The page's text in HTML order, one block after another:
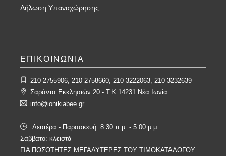
Δήλωση Υπαναχώρησης
ΕΠΙΚΟΙΝΩΝΙΑ
210 2755906, 210 2758660, 210 3222063, 210 3232639
Σαράντα Εκκλησιών 20 - T.K.14231 Νέα Ιωνία
info@ionikiabee.gr
Δευτέρα - Παρασκευή: 8:30 π.μ. - 5:00 μ.μ.
Σάββατο: κλειστά
ΓΙΑ ΠΟΣΟΤΗΤΕΣ ΜΕΓΑΛΥΤΕΡΕΣ ΤΟΥ ΤΙΜΟΚΑΤΑΛΟΓΟΥ